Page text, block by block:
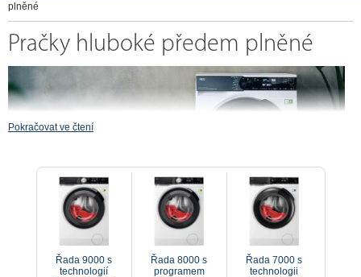
plněné
Pračky hluboké předem plněné
VYBERTE SI SVOJI
PRAČKU
AEG
Kvůli množství nejrůznějších nových technologií a
Pokračovat ve čtení
Řada 9000 s
technologií
Řada 8000 s
programem
Řada 7000 s
technologii